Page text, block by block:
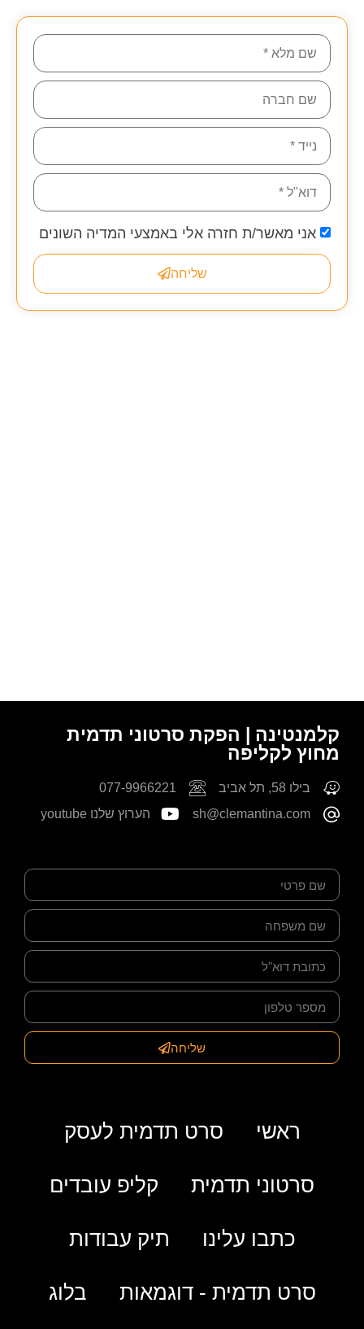
אני מאשר/ת חזרה אלי באמצעי המדיה השונים
שליחה
קלמנטינה | הפקת סרטוני תדמית
מחוץ לקליפה
בילו 58, תל אביב
077-9966221
sh@clemantina.com
הערוץ שלנו youtube
שליחה
ראשי סרט תדמית לעסק
סרטוני תדמית קליפ עובדים
כתבו עלינו תיק עבודות
סרט תדמית - דוגמאות בלוג